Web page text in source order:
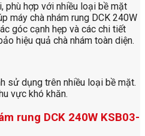
phù hợp với nhiều loại bề mặt
máy chà nhám rung DCK 240W
góc cạnh hẹp và các chi tiết
hiệu quả chà nhám toàn diện.
sử dụng trên nhiều loại bề mặt.
vực khó khăn.
rung DCK 240W KSB03-